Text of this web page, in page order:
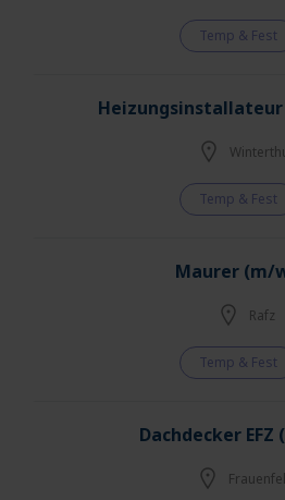
Temp & Fest
Heizungsinstallateur
Temp & Fest
Maurer (m/
Rafz
Temp & Fest
Dachdecker